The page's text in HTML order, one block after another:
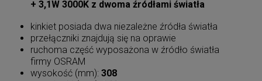
+ 3,1W 3000K z dwoma źródłami światła
kinkiet posiada dwa niezależne źródła światła
przełączniki znajdują się na oprawie
ruchoma część wyposażona w źródło światła
firmy OSRAM
wysokość (mm): 308